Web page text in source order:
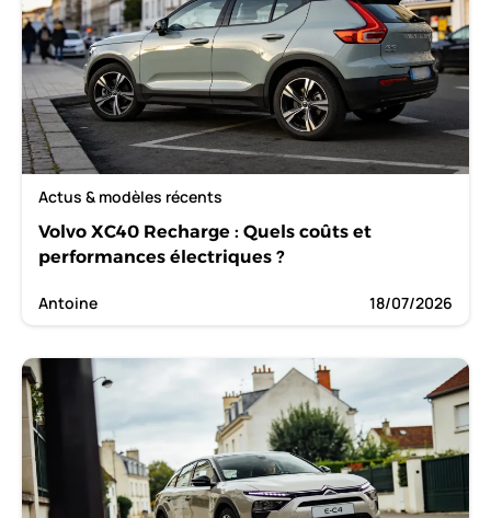
Actus & modèles récents
Volvo XC40 Recharge : Quels coûts et
performances électriques ?
Antoine 18/07/2026